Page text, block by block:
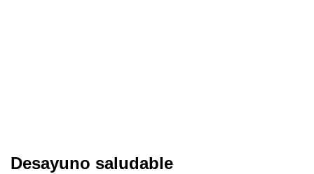
Desayuno saludable